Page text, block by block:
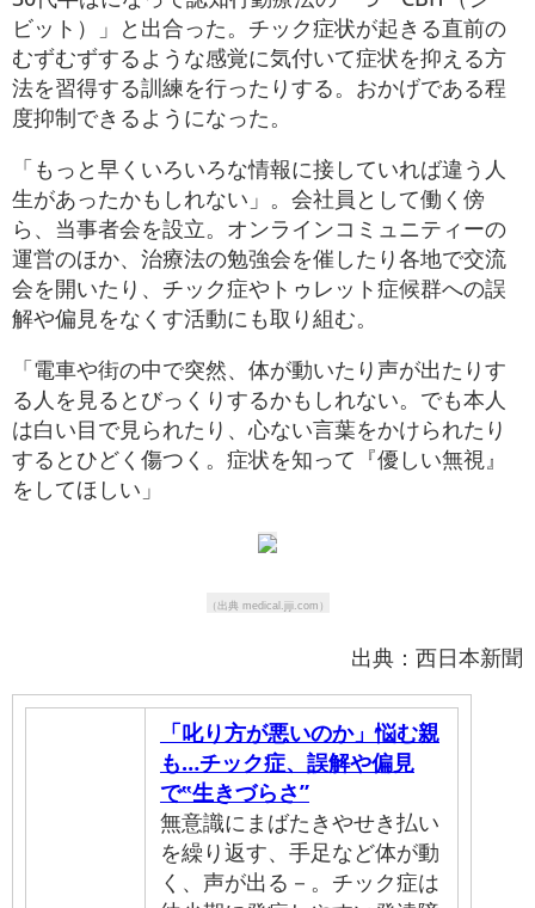
ビット）」と出合った。チック症状が起きる直前の
むずむずするような感覚に気付いて症状を抑える方
法を習得する訓練を行ったりする。おかげである程
度抑制できるようになった。
「もっと早くいろいろな情報に接していれば違う人
生があったかもしれない」。会社員として働く傍
ら、当事者会を設立。オンラインコミュニティーの
運営のほか、治療法の勉強会を催したり各地で交流
会を開いたり、チック症やトゥレット症候群への誤
解や偏見をなくす活動にも取り組む。
「電車や街の中で突然、体が動いたり声が出たりす
る人を見るとびっくりするかもしれない。でも本人
は白い目で見られたり、心ない言葉をかけられたり
するとひどく傷つく。症状を知って『優しい無視』
をしてほしい」
（出典 medical.jiji.com）
出典：西日本新聞
「叱り方が悪いのか」悩む親
も…チック症、誤解や偏見
で‟生きづらさ”
無意識にまばたきやせき払い
を繰り返す、手足など体が動
く、声が出る－。チック症は